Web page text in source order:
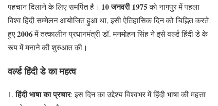
पहचान दिलाने के लिए समर्पित है। 10 जनवरी 1975को नागपुर में पहला
विश्व हिंदी सम्मेलन आयोजित हुआ था, इसी ऐतिहासिक दिन को चिह्नित करते
हुए2006में तत्कालीन प्रधानमंत्री डॉ. मनमोहन सिंह ने इसे वर्ल्ड हिंदी डे के
रूप में मनाने की शुरुआत की।
वर्ल्ड हिंदी डे का महत्व
हिंदी भाषा का प्रचार: इस दिन का उद्देश्य विश्वभर में हिंदी भाषा की महत्ता